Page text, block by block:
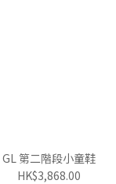
GL 第二階段小童鞋
HK$3,868.00